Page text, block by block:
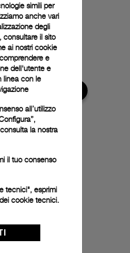
simili per
anche vari
degli
consultare il sito
ai nostri cookie
e
dell'utente e
linea con le
all’utilizzo
la nostra
il tuo consenso
tecnici", esprimi
cookie tecnici.